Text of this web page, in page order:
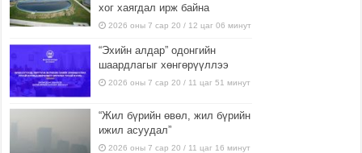
хог хаягдал ирж байна
2026 оны 7 сар 20 / 12 цаг 06 минут
“Эхийн алдар” одонгийн
шаардлагыг хөнгөрүүллээ
2026 оны 7 сар 20 / 11 цаг 51 минут
“Жил бүрийн өвөл, жил бүрийн
ижил асуудал”
2026 оны 7 сар 20 / 11 цаг 16 минут